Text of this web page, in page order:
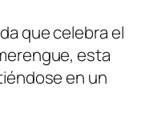
que celebra el
esta
en un